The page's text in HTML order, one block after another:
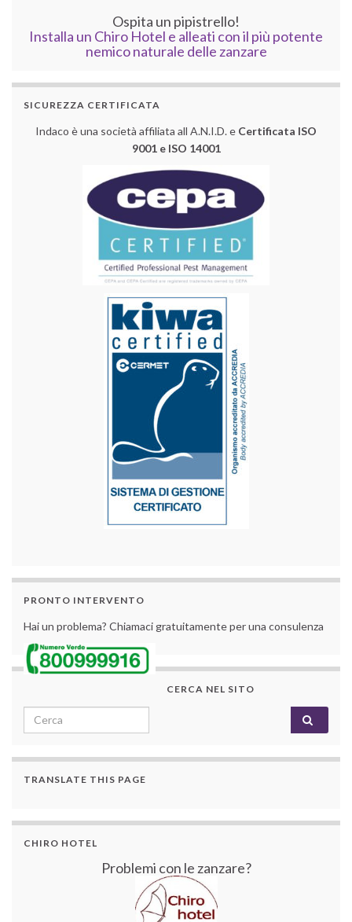
Ospita un pipistrello!
Installa un Chiro Hotel e alleati con il più potente
nemico naturale delle zanzare
SICUREZZA CERTIFICATA
Indaco è una società affiliata all A.N.I.D. e Certificata ISO
9001 e ISO 14001
PRONTO INTERVENTO
Hai un problema? Chiamaci gratuitamente per una consulenza
CERCA NEL SITO
Search for:
TRANSLATE THIS PAGE
CHIRO HOTEL
Problemi con le zanzare?